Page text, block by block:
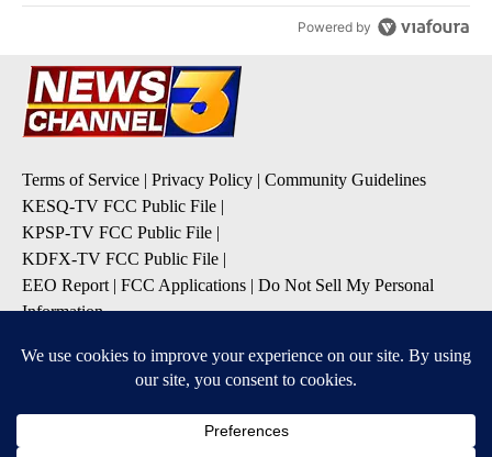
Powered by
Terms of Service | Privacy Policy | Community Guidelines
KESQ-TV FCC Public File |
KPSP-TV FCC Public File |
KDFX-TV FCC Public File |
EEO Report | FCC Applications | Do Not Sell My Personal
Information
SUBSCRIBE TO OUR EMAIL ALERTS